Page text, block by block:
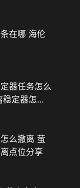
在哪 海伦
器任务怎么
定器怎么
么撤离 萤
点位分享